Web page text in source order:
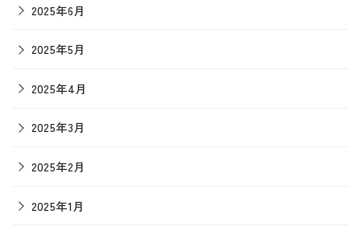
2025年6月
2025年5月
2025年4月
2025年3月
2025年2月
2025年1月